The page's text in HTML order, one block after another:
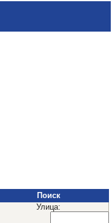
Поиск
Улица: